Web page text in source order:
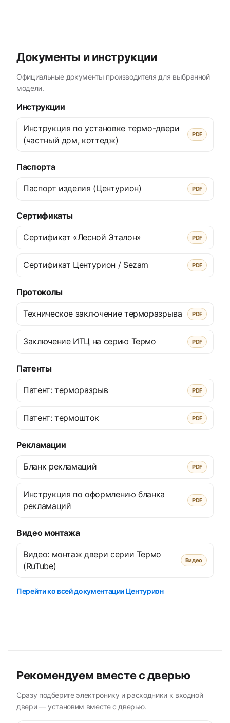
Документы и инструкции
Официальные документы производителя для выбранной
модели.
Инструкции
Инструкция по установке термо-двери
(частный дом, коттедж)
PDF
Паспорта
Паспорт изделия (Центурион) PDF
Сертификаты
Сертификат «Лесной Эталон» PDF
Сертификат Центурион / Sezam PDF
Протоколы
Техническое заключение терморазрыва PDF
Заключение ИТЦ на серию Термо PDF
Патенты
Патент: терморазрыв PDF
Патент: термошток PDF
Рекламации
Бланк рекламаций PDF
Инструкция по оформлению бланка
рекламаций
PDF
Видео монтажа
Видео: монтаж двери серии Термо
(RuTube)
Видео
Перейти ко всей документации Центурион
Рекомендуем вместе с дверью
Сразу подберите электронику и расходники к входной
двери — установим вместе с дверью.